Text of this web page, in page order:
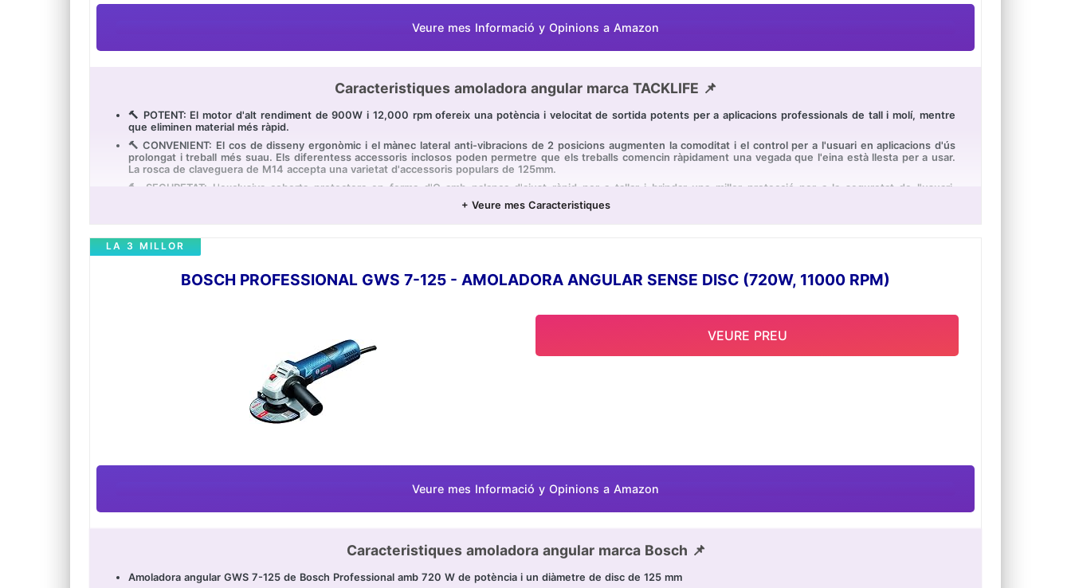
Veure mes Informació y Opinions a Amazon
Caracteristiques amoladora angular marca TACKLIFE 📌
🔨 POTENT: El motor d'alt rendiment de 900W i 12,000 rpm ofereix una potència i velocitat de sortida potents per a aplicacions professionals de tall i molí, mentre
que eliminen material més ràpid.
🔨 CONVENIENT: El cos de disseny ergonòmic i el mànec lateral anti-vibracions de 2 posicions augmenten la comoditat i el control per a l'usuari en aplicacions d'ús
prolongat i treball més suau. Els diferentess accessoris inclosos poden permetre que els treballs comencin ràpidament una vegada que l'eina està llesta per a usar.
La rosca de claveguera de M14 accepta una varietat d'accessoris populars de 125mm.
🔨 SEGURETAT: L'exclusiva coberta protectora en forma d'O amb palanca d'ajust ràpid per a tallar i brindar una millor protecció per a la seguretat de l'usuari.
L'interruptor de bloqueig de doble funció evita l'activació i el bloqueig accidental per a ús a llarg termini.
🔨 PAQUET INCLÒS: 1x Amoladora angular Tacklife, 1x Mango Lateral Anti-vibracions, 1x Borsa Portàtil, 1x Rueda de Lija, 1x Rueda de Tall, 1x Disc d'Aleta, 1x Coberta
+ Veure mes Caracteristiques
BOSCH PROFESSIONAL GWS 7-125 - AMOLADORA ANGULAR SENSE DISC (720W, 11000 RPM)
LA 3 MILLOR
Veure mes Informació y Opinions a Amazon
Caracteristiques amoladora angular marca Bosch 📌
Amoladora angular GWS 7-125 de Bosch Professional amb 720 W de potència i un diàmetre de disc de 125 mm
VEURE PREU